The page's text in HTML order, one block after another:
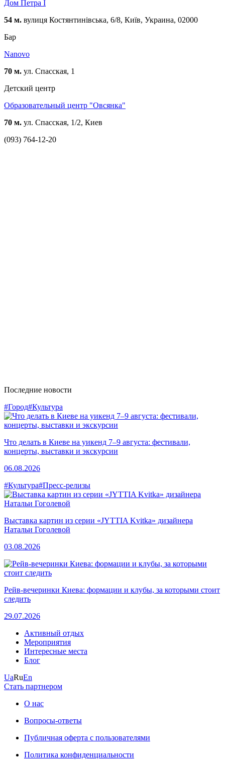
Дом Петра I
54 м. вулиця Костянтинівська, 6/8, Київ, Украина, 02000
Бар
Nanovo
70 м. ул. Спасская, 1
Детский центр
Образовательный центр "Овсянка"
70 м. ул. Спасская, 1/2, Киев
(093) 764-12-20
Последние новости
#Город#Культура
Что делать в Киеве на уикенд 7–9 августа: фестивали,
концерты, выставки и экскурсии
06.08.2026
#Культура#Пресс-релизы
Выставка картин из серии «JYTTIA Kvitka» дизайнера
Натальи Гоголевой
03.08.2026
Рейв-вечеринки Киева: формации и клубы, за которыми стоит
следить
29.07.2026
Активный отдых
Мероприятия
Интересные места
Блог
UaRuEn
Стать партнером
О нас
Вопросы-ответы
Публичная оферта с пользователями
Политика конфиденциальности